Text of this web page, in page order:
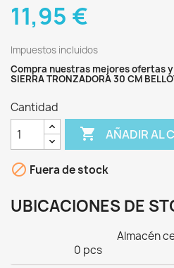
11,95 €
Impuestos incluidos
Compra nuestras mejores ofertas y
SIERRA TRONZADORA 30 CM
Cantidad
 AÑADIR AL
 Fuera de stock
UBICACIONES DE
Almacén
0 pcs